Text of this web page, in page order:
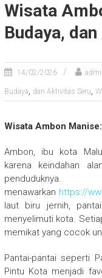
Wisata
Budaya,
14/02/2026
Budaya, dan Aktivitas Seru,
Wisata Ambon
Ambon, ibu kota
karena keindahan
menawarkan https://
laut biru jernih,
menyelimuti kota.
memikat yang cocok
Pantai-pantai seperti
Pintu Kota menjadi